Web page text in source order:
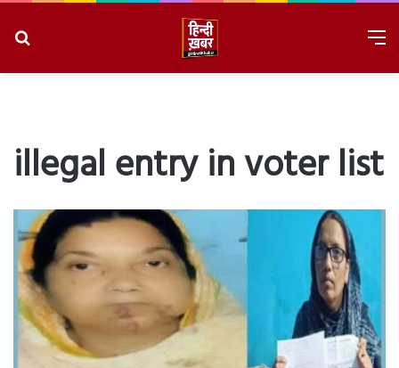
illegal entry in voter list